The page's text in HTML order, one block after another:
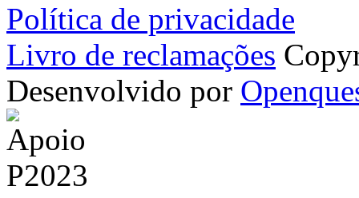
Política de privacidade
Livro de reclamações
Desenvolvido por